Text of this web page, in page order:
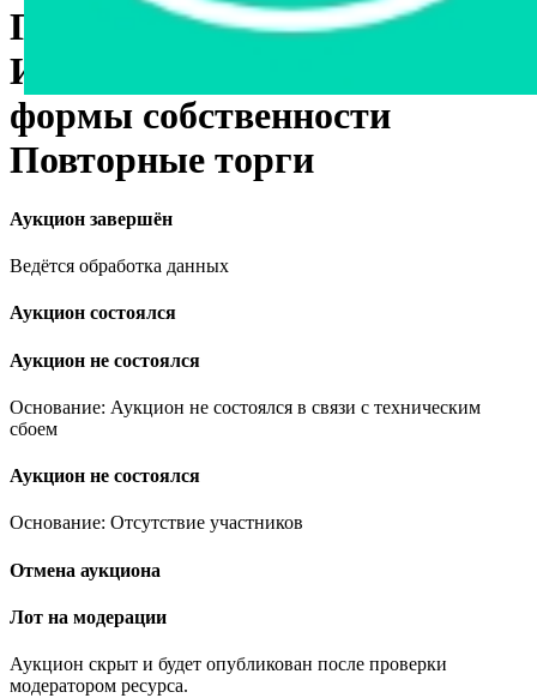
ГАЗ А32R32, 2016
Имущество государственной
формы собственности
Повторные торги
Аукцион завершён
Ведётся обработка данных
Аукцион состоялся
Аукцион не состоялся
Основание: Аукцион не состоялся в связи с техническим
сбоем
Аукцион не состоялся
Основание: Отсутствие участников
Отмена аукциона
Лот на модерации
Аукцион скрыт и будет опубликован после проверки
модератором ресурса.